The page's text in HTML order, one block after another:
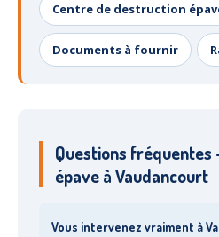
Centre de destruction
Documents à fournir
Questions
épave à Vaudancourt
Vous intervenez vraiment à